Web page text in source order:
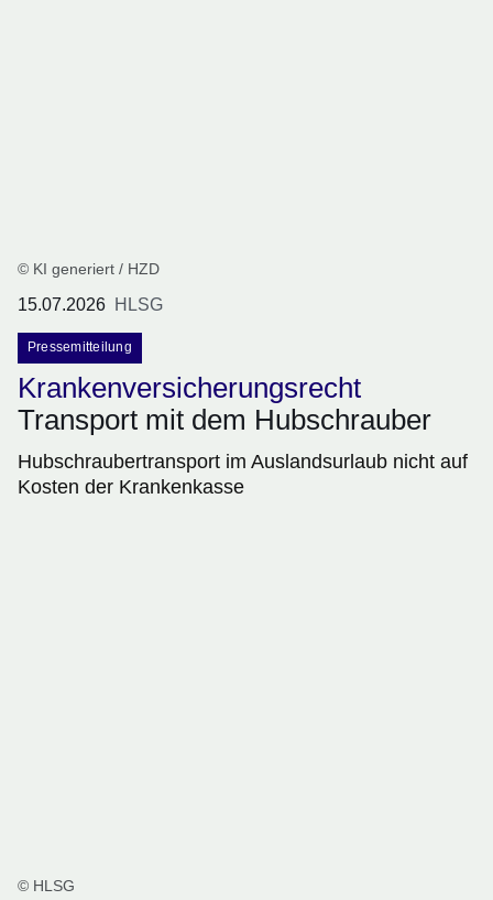
© KI generiert / HZD
15.07.2026 HLSG
Pressemitteilung
Krankenversicherungsrecht
Transport mit dem Hubschrauber
Hubschraubertransport im Auslandsurlaub nicht auf
Kosten der Krankenkasse
© HLSG